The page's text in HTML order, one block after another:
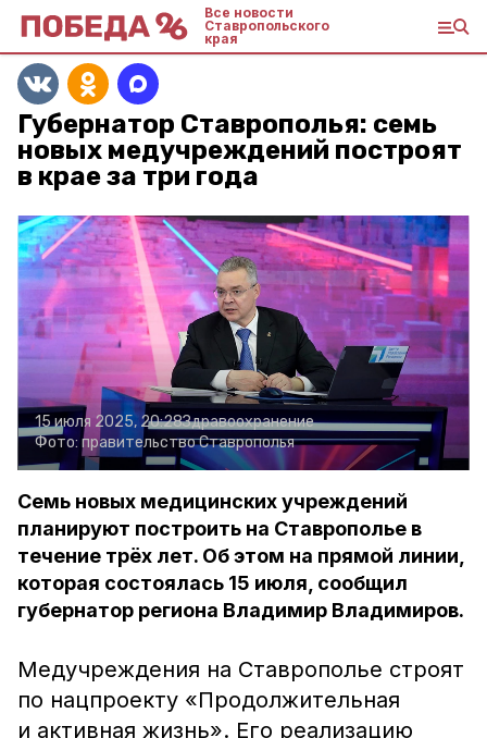
Все новости
Ставропольского
края
Губернатор Ставрополья: семь
новых медучреждений построят
в крае за три года
15 июля 2025, 20:28Здравоохранение
Фото:правительство Ставрополья
Семь новых медицинских учреждений
планируют построить на Ставрополье в
течение трёх лет. Об этом на прямой линии,
которая состоялась 15 июля, сообщил
губернатор региона Владимир Владимиров.
Медучреждения на Ставрополье строят
по нацпроекту «Продолжительная
и активная жизнь». Его реализацию